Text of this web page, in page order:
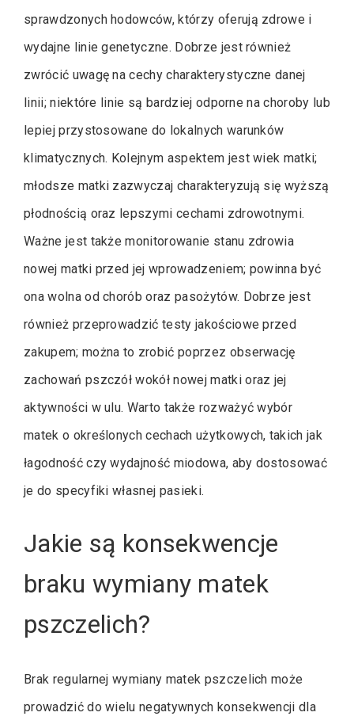
sprawdzonych hodowców, którzy oferują zdrowe i
wydajne linie genetyczne. Dobrze jest również
zwrócić uwagę na cechy charakterystyczne danej
linii; niektóre linie są bardziej odporne na choroby lub
lepiej przystosowane do lokalnych warunków
klimatycznych. Kolejnym aspektem jest wiek matki;
młodsze matki zazwyczaj charakteryzują się wyższą
płodnością oraz lepszymi cechami zdrowotnymi.
Ważne jest także monitorowanie stanu zdrowia
nowej matki przed jej wprowadzeniem; powinna być
ona wolna od chorób oraz pasożytów. Dobrze jest
również przeprowadzić testy jakościowe przed
zakupem; można to zrobić poprzez obserwację
zachowań pszczół wokół nowej matki oraz jej
aktywności w ulu. Warto także rozważyć wybór
matek o określonych cechach użytkowych, takich jak
łagodność czy wydajność miodowa, aby dostosować
je do specyfiki własnej pasieki.
Jakie są konsekwencje
braku wymiany matek
pszczelich?
Brak regularnej wymiany matek pszczelich może
prowadzić do wielu negatywnych konsekwencji dla